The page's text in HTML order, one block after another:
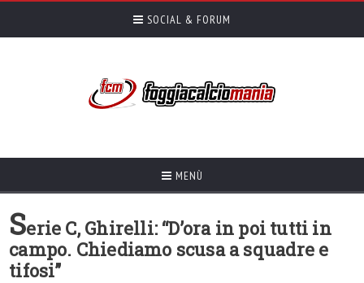
SOCIAL & FORUM
MENÙ
Serie C, Ghirelli: “D’ora in poi tutti in
campo. Chiediamo scusa a squadre e
tifosi”